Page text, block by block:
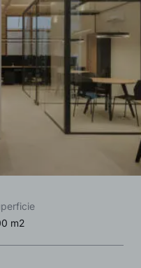
m2
noticias, eventos y